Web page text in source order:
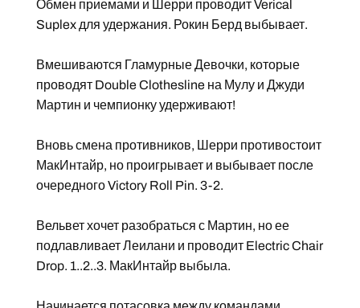
Обмен приемами и Шерри проводит Verical
Suplex для удержания. Рокин Берд выбывает.
Вмешиваются Гламурные Девочки, которые
проводят Double Clothesline на Мулу и Джуди
Мартин и чемпионку удерживают!
Вновь смена противников, Шерри противостоит
МакИнтайр, но проигрывает и выбывает после
очередного Victory Roll Pin. 3-2.
Вельвет хочет разобраться с Мартин, но ее
подлавливает Леилани и проводит Electric Chair
Drop. 1..2..3. МакИнтайр выбыла.